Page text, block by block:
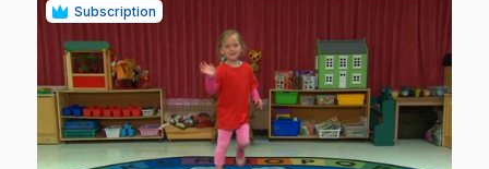
Subscription